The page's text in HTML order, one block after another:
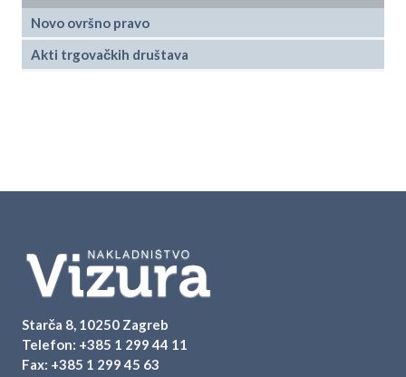
Novo ovršno pravo
Akti trgovačkih društava
Starča 8, 10250 Zagreb
Telefon: +385 1 299 44 11
Fax: +385 1 299 45 63